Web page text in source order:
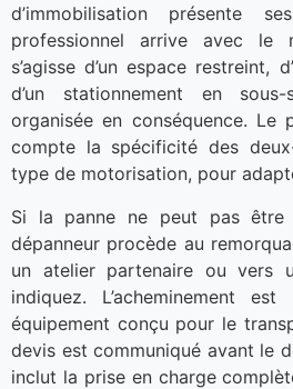
d’immobilisation présente
professionnel arrive avec le
s’agisse d’un espace restreint,
d’un stationnement en
organisée en conséquence. Le
compte la spécificité des
type de motorisation, pour
Si la panne ne peut pas être
dépanneur procède au
un atelier partenaire ou vers
indiquez. L’acheminement
équipement conçu pour le
devis est communiqué avant le
inclut la prise en charge